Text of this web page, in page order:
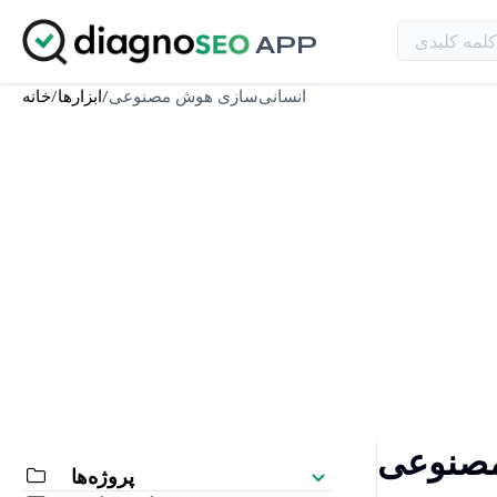
APP
خانه/ابزارها/انسانی‌سازی هوش مصنوعی
پروژه‌ها